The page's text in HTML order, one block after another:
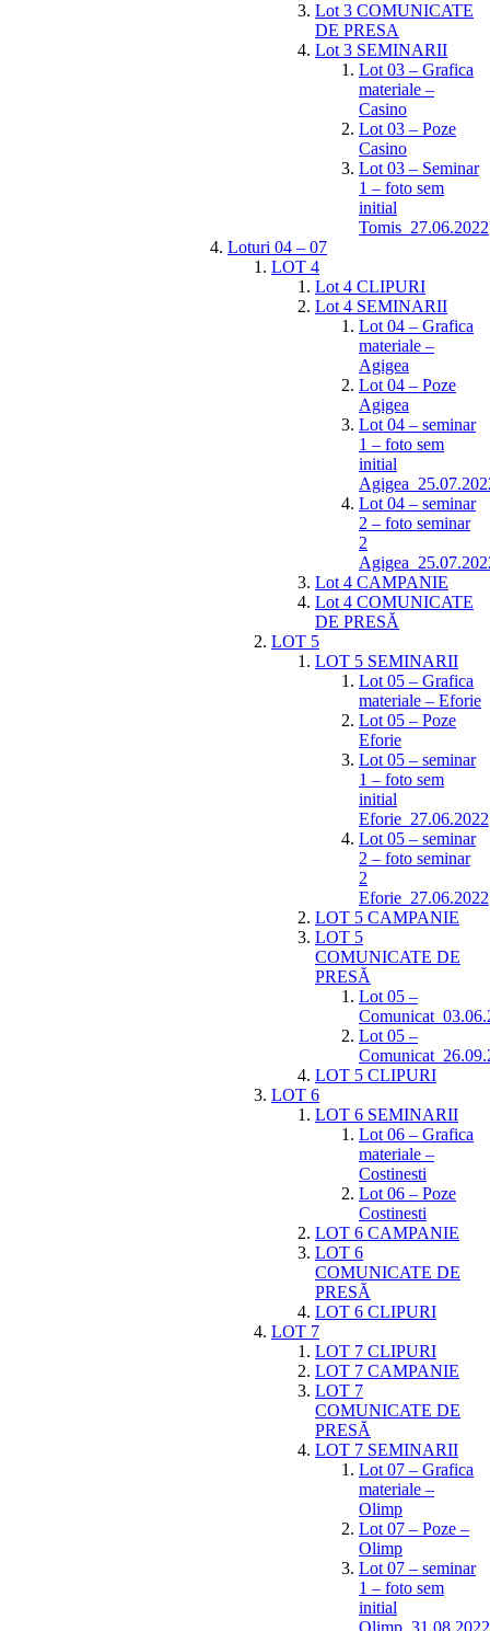
Lot 3 COMUNICATE
DE PRESA
Lot 3 SEMINARII
Lot 03 – Grafica
materiale –
Casino
Lot 03 – Poze
Casino
Lot 03 – Seminar
1 – foto sem
initial
Tomis_27.06.2022
Loturi 04 – 07
LOT 4
Lot 4 CLIPURI
Lot 4 SEMINARII
Lot 04 – Grafica
materiale –
Agigea
Lot 04 – Poze
Agigea
Lot 04 – seminar
1 – foto sem
initial
Lot 04 – seminar
2 – foto seminar
2
Lot 4 CAMPANIE
Lot 4 COMUNICATE
DE PRESĂ
LOT 5
LOT 5 SEMINARII
Lot 05 – Grafica
materiale – Eforie
Lot 05 – Poze
Eforie
Lot 05 – seminar
1 – foto sem
initial
Eforie_27.06.2022
Lot 05 – seminar
2 – foto seminar
2
Eforie_27.06.2022
LOT 5 CAMPANIE
LOT 5
COMUNICATE DE
PRESĂ
Lot 05 –
Lot 05 –
LOT 5 CLIPURI
LOT 6
LOT 6 SEMINARII
Lot 06 – Grafica
materiale –
Costinesti
Lot 06 – Poze
Costinesti
LOT 6 CAMPANIE
LOT 6
COMUNICATE DE
PRESĂ
LOT 6 CLIPURI
LOT 7
LOT 7 CLIPURI
LOT 7 CAMPANIE
LOT 7
COMUNICATE DE
PRESĂ
LOT 7 SEMINARII
Lot 07 – Grafica
materiale –
Olimp
Lot 07 – Poze –
Olimp
Lot 07 – seminar
1 – foto sem
initial